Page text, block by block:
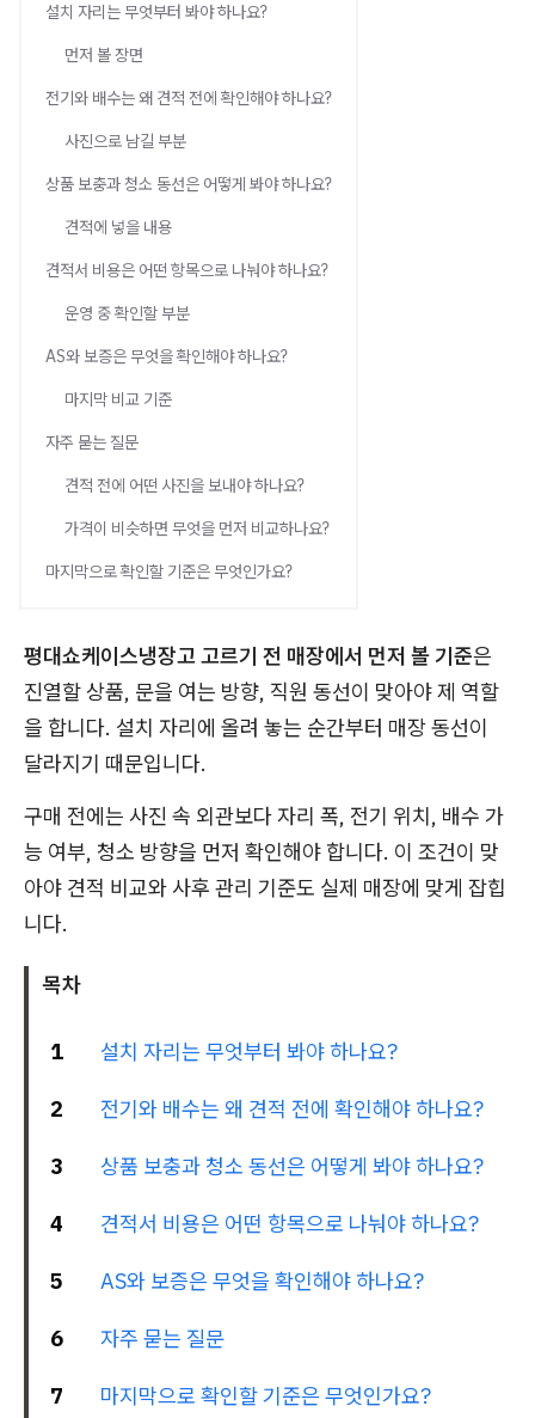
설치 자리는 무엇부터 봐야 하나요?
먼저 볼 장면
전기와 배수는 왜 견적 전에 확인해야 하나요?
사진으로 남길 부분
상품 보충과 청소 동선은 어떻게 봐야 하나요?
견적에 넣을 내용
견적서 비용은 어떤 항목으로 나눠야 하나요?
운영 중 확인할 부분
AS와 보증은 무엇을 확인해야 하나요?
마지막 비교 기준
자주 묻는 질문
견적 전에 어떤 사진을 보내야 하나요?
가격이 비슷하면 무엇을 먼저 비교하나요?
마지막으로 확인할 기준은 무엇인가요?
평대쇼케이스냉장고 고르기 전 매장에서 먼저 볼 기준은
진열할 상품, 문을 여는 방향, 직원 동선이 맞아야 제 역할
을 합니다. 설치 자리에 올려 놓는 순간부터 매장 동선이
달라지기 때문입니다.
구매 전에는 사진 속 외관보다 자리 폭, 전기 위치, 배수 가
능 여부, 청소 방향을 먼저 확인해야 합니다. 이 조건이 맞
아야 견적 비교와 사후 관리 기준도 실제 매장에 맞게 잡힙
니다.
목차
1 설치 자리는 무엇부터 봐야 하나요?
2 전기와 배수는 왜 견적 전에 확인해야 하나요?
3 상품 보충과 청소 동선은 어떻게 봐야 하나요?
4 견적서 비용은 어떤 항목으로 나눠야 하나요?
5 AS와 보증은 무엇을 확인해야 하나요?
6 자주 묻는 질문
7 마지막으로 확인할 기준은 무엇인가요?